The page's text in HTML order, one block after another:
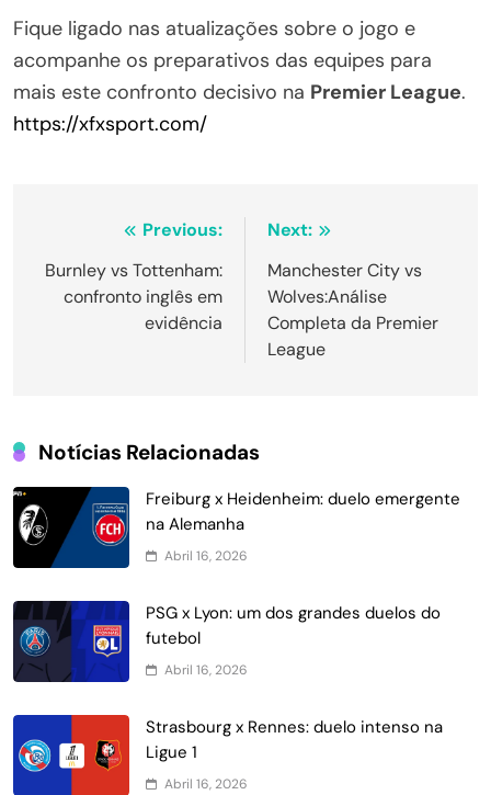
Fique ligado nas atualizações sobre o jogo e
acompanhe os preparativos das equipes para
mais este confronto decisivo na Premier League.
https://xfxsport.com/
Navegação
de
Post
Previous:
Burnley vs Tottenham:
confronto inglês em
evidência
Next:
Manchester City vs
Wolves:Análise
Completa da Premier
League
Notícias Relacionadas
Freiburg x Heidenheim: duelo emergente
na Alemanha
Abril 16, 2026
PSG x Lyon: um dos grandes duelos do
futebol
Abril 16, 2026
Strasbourg x Rennes: duelo intenso na
Ligue 1
Abril 16, 2026